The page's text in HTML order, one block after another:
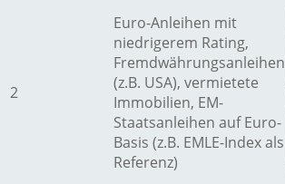
2
Euro-Anleihen mit
niedrigerem Rating,
Fremdwährungsanleihen
(z.B. USA), vermietete
Immobilien, EM-
Staatsanleihen auf Euro-
Basis (z.B. EMLE-Index als
Referenz)